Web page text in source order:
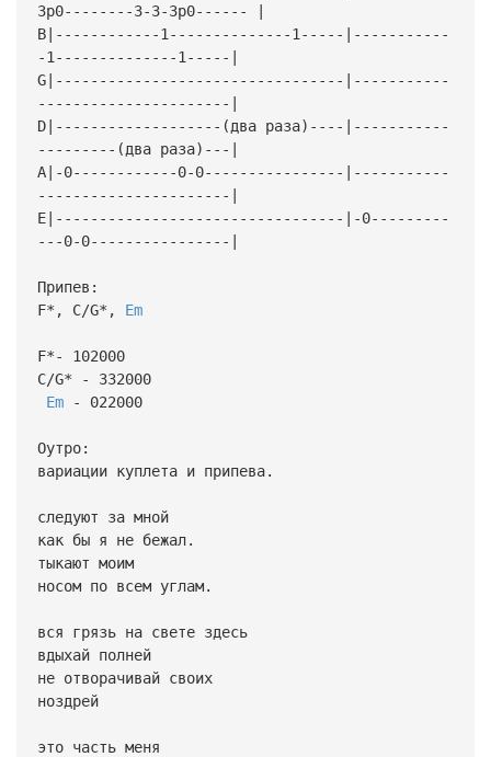
3p0--------3-3-3p0------ |
B|------------1--------------1-----|-----------
-1--------------1-----|
G|---------------------------------|-----------
----------------------|
D|-------------------(два раза)----|-----------
---------(два раза)---|
A|-0------------0-0----------------|-----------
----------------------|
E|---------------------------------|-0---------
---0-0----------------|
Припев:
F*, C/G*, Em
F*- 102000
C/G* - 332000
Em- 022000
Оутро:
вариации куплета и припева.
следуют за мной
как бы я не бежал.
тыкают моим
носом по всем углам.
вся грязь на свете здесь
вдыхай полней
не отворачивай своих
ноздрей
это часть меня